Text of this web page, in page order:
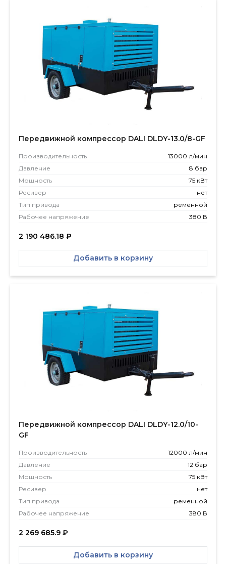
Передвижной компрессор DALI DLDY-13.0/8-GF
Производитель­ность
13000 л/мин
Давление
8 бар
Мощность
75 кВт
Ресивер
нет
Тип привода
ременной
Рабочее напряжение
380 В
2 190 486.18 ₽
Добавить в корзину
Передвижной компрессор DALI DLDY-12.0/10-
GF
Производитель­ность
12000 л/мин
Давление
12 бар
Мощность
75 кВт
Ресивер
нет
Тип привода
ременной
Рабочее напряжение
380 В
2 269 685.9 ₽
Добавить в корзину